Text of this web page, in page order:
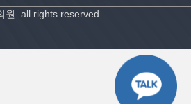
원. all rights reserved.